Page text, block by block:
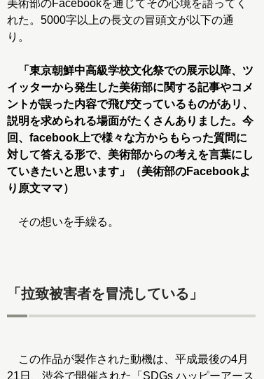
美術部のFacebookを通じてその心境を語ってく
れた。5000字以上の長文の冒頭文が以下の通
り。
「東京朝鮮中高級学校文化祭での展示以降、ツ
イッターから発生した美術部に関する記事やコメ
ントが誤った内容で飛び交っているものがあリ、
説明を求められる場面がたくさんありました。今
回、facebook上で様々な方からもらった質問に
対して答える形で、美術部からの考えを言葉にし
ていきたいと思います」（美術部のFacebookよ
り原文ママ）
その想いを手繰る。
「拉致被害者を冒涜している」
この作品が製作された動機は、平成最後の4月
21日、渋谷で開催された「SDGs ハッピーアース